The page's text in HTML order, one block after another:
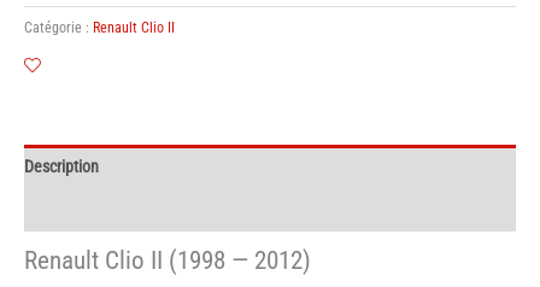
Train
arrière
Renault
Catégorie : Renault Clio II
Description
Renault Clio II (1998 — 2012)